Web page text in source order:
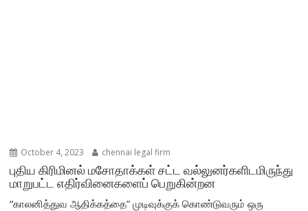
October 4, 2023 chennai legal firm
புதிய கிரிமினல் மசோதாக்கள் சட்ட வல்லுனர்களிடமிருந்து
மாறுபட்ட எதிர்வினைகளைப் பெறுகின்றன
“காலனித்துவ ஆதிக்கத்தை” முடிவுக்குக் கொண்டுவரும் ஒரு